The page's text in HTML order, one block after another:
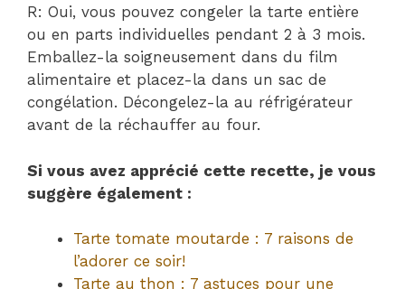
R: Oui, vous pouvez congeler la tarte entière
ou en parts individuelles pendant 2 à 3 mois.
Emballez-la soigneusement dans du film
alimentaire et placez-la dans un sac de
congélation. Décongelez-la au réfrigérateur
avant de la réchauffer au four.
Si vous avez apprécié cette recette, je vous
suggère également :
Tarte tomate moutarde : 7 raisons de
l’adorer ce soir!
Tarte au thon : 7 astuces pour une